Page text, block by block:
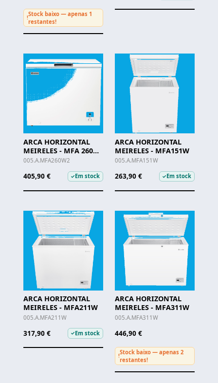
!
Stock baixo — apenas 1
restantes!
ARCA HORIZONTAL
MEIRELES - MFA 260
W.2
005.A.MFA260W2
405,90 € ✓Em stock
ARCA HORIZONTAL
MEIRELES - MFA151W
005.A.MFA151W
263,90 € ✓Em stock
ARCA HORIZONTAL
MEIRELES - MFA211W
005.A.MFA211W
317,90 € ✓Em stock
ARCA HORIZONTAL
MEIRELES - MFA311W
005.A.MFA311W
446,90 €
!
Stock baixo — apenas 2
restantes!